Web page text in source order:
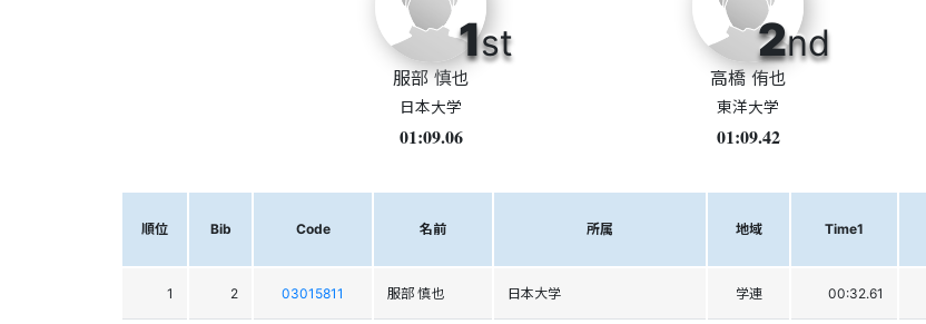
1st
服部 慎也
日本大学
01:09.06
2nd
高橋 侑也
東洋大学
01:09.42
順位 Bib Code 名前 所属 地域 Time1
1 2 03015811 服部 慎也 日本大学 学連 00:32.61